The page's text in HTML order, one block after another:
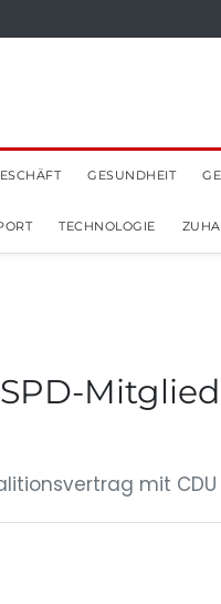
GESUNDHEIT
TECHNOLOGIE
mit CDU